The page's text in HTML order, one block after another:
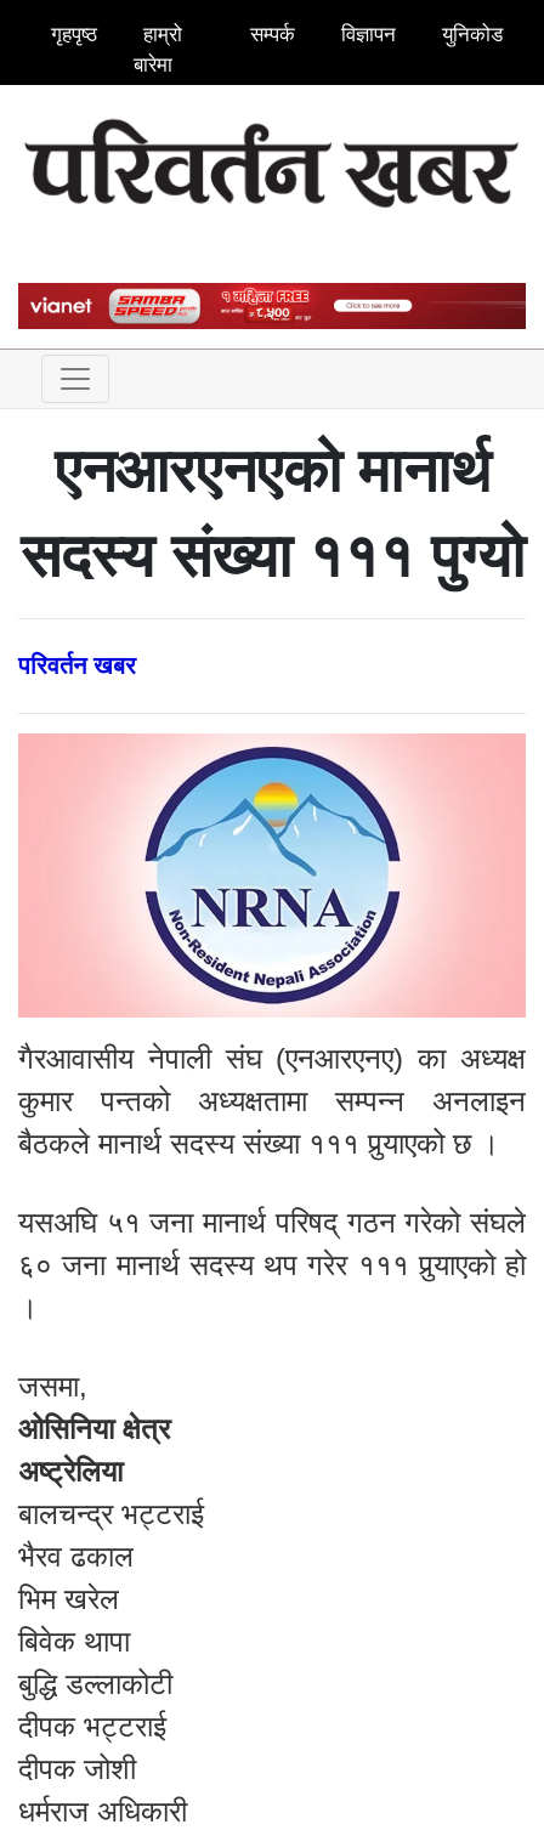
गृहपृष्ठ
हाम्रो
बारेमा
सम्पर्क विज्ञापन युनिकोड
एनआरएनएको मानार्थ
सदस्य संख्या १११ पुग्यो
परिवर्तन खबर
गैरआवासीय नेपाली संघ (एनआरएनए) का अध्यक्ष
कुमार पन्तको अध्यक्षतामा सम्पन्न अनलाइन
बैठकले मानार्थ सदस्य संख्या १११ पुर्‍याएको छ ।
यसअघि ५१ जना मानार्थ परिषद् गठन गरेको संघले
६० जना मानार्थ सदस्य थप गरेर १११ पुर्‍याएको हो
।
जसमा,
ओसिनिया क्षेत्र
अष्ट्रेलिया
बालचन्द्र भट्टराई
भैरव ढकाल
भिम खरेल
बिवेक थापा
बुद्धि डल्लाकोटी
दीपक भट्टराई
दीपक जोशी
धर्मराज अधिकारी